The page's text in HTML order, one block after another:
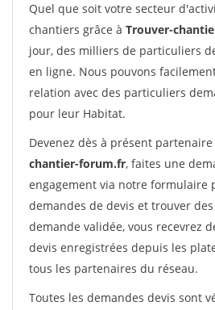
Quel que soit votre secteur
chantiers grâce à Trouver-
jour, des milliers de particuliers
en ligne. Nous pouvons
relation avec des particuliers
pour leur Habitat.
Devenez dès à présent
chantier-forum.fr, faites une
engagement via notre formulaire
demandes de devis et trouver
demande validée, vous recevrez
devis enregistrées depuis les
tous les partenaires du réseau.
Toutes les demandes devis sont